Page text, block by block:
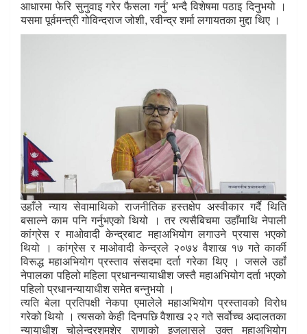
आधारमा फेरि सुनुवाइ गरेर फैसला गर्नु’ भन्दै विशेषमा पठाइ दिनुभयो ।
यसमा पूर्वमन्त्री गोविन्दराज जोशी, रवीन्द्र शर्मा लगायतका मुद्दा थिए ।
उहाँले न्याय सेवामाथिको राजनीतिक हस्तक्षेप अस्वीकार गर्दै थिति
बसाल्ने काम पनि गर्नुभएको थियो । तर त्यसैबिचमा उहाँमाथि नेपाली
कांग्रेस र माओवादी केन्द्रबाट महाअभियोग लगाउने प्रयास भएको
थियो । कांग्रेस र माओवादी केन्द्रले २०७४ वैशाख १७ गते कार्की
विरूद्ध महाअभियोग प्रस्ताव संसदमा दर्ता गरेका थिए । जसले उहाँ
नेपालका पहिलो महिला प्रधानन्यायाधीश जस्तै महाअभियोग दर्ता भएको
पहिलो प्रधानन्यायाधीश समेत बन्नुभयो ।
त्यति बेला प्रतिपक्षी नेकपा एमालेले महाअभियोग प्रस्तावको विरोध
गरेको थियो । त्यसको केही दिनपछि वैशाख २२ गते सर्वोच्च अदालतका
न्यायाधीश चोलेन्द्रशमशेर राणाको इजलासले उक्त महाअभियोग